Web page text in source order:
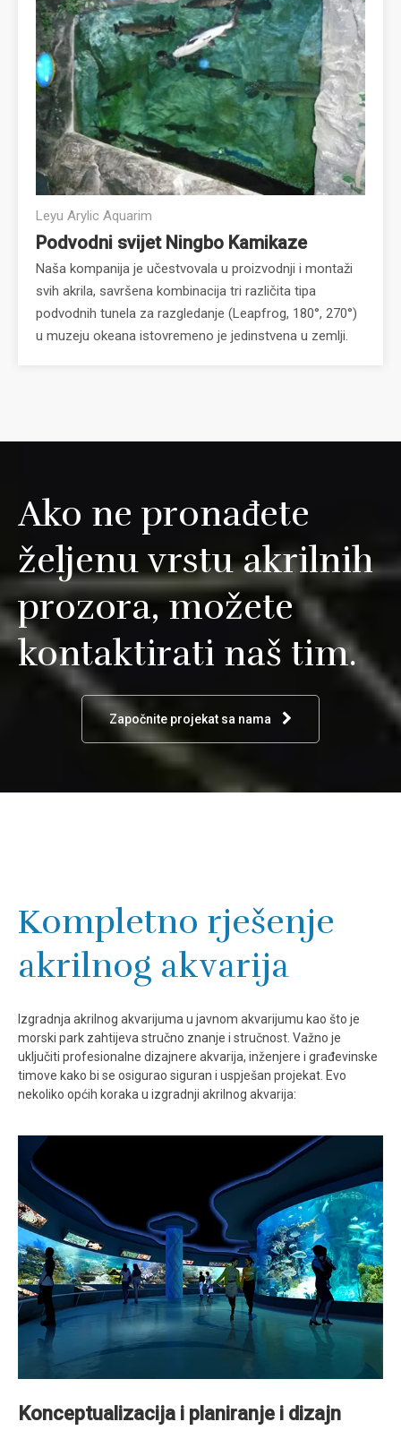
Leyu Arylic Aquarim
Podvodni svijet Ningbo Kamikaze
Naša kompanija je učestvovala u proizvodnji i montaži
svih akrila, savršena kombinacija tri različita tipa
podvodnih tunela za razgledanje (Leapfrog, 180°, 270°)
u muzeju okeana istovremeno je jedinstvena u zemlji.
Ako ne pronađete
željenu vrstu akrilnih
prozora, možete
kontaktirati naš tim.
Započnite projekat sa nama
Kompletno rješenje
akrilnog akvarija
Izgradnja akrilnog akvarijuma u javnom akvarijumu kao što je
morski park zahtijeva stručno znanje i stručnost. Važno je
uključiti profesionalne dizajnere akvarija, inženjere i građevinske
timove kako bi se osigurao siguran i uspješan projekat. Evo
nekoliko općih koraka u izgradnji akrilnog akvarija:
Konceptualizacija i planiranje i dizajn